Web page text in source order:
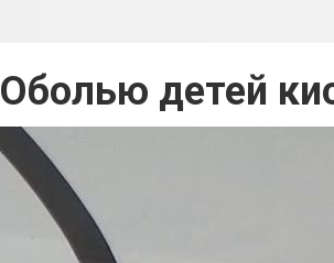
Оболью детей